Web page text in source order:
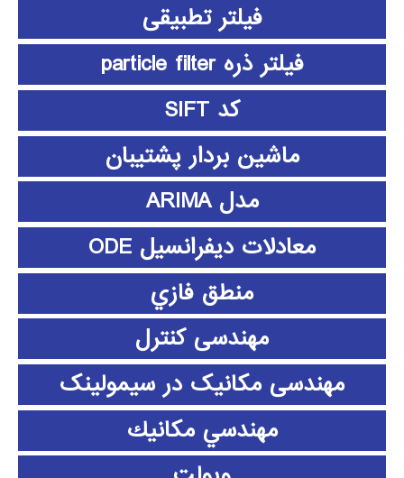
فیلتر تطبیقی
فیلتر ذره particle filter
کد SIFT
ماشین بردار پشتیبان
مدل ARIMA
معادلات دیفرانسیل ODE
منطق فازي
مهندسی کنترل
مهندسی مکانیک در سیمولینک
مهندسي مكانيك